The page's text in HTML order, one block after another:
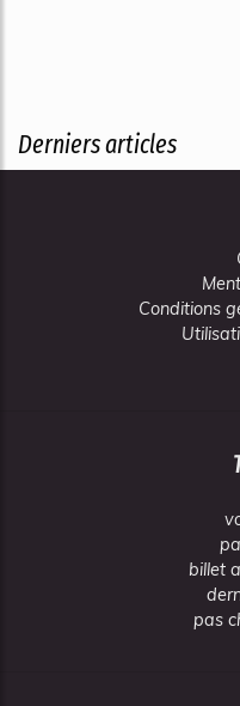
Derniers articles
Conditions
billet
pas